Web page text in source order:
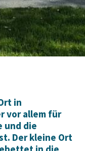
in
vor allem für
und die
Der kleine Ort